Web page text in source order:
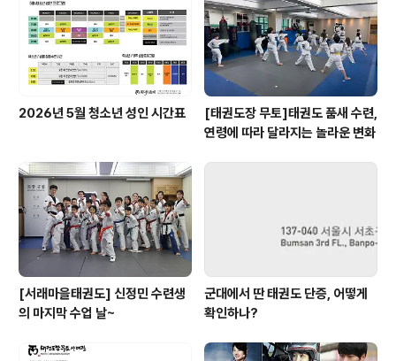
2026년 5월 청소년 성인 시간표
[태권도장 무토]태권도 품새 수련,
연령에 따라 달라지는 놀라운 변화
[서래마을태권도] 신정민 수련생
의 마지막 수업 날~
군대에서 딴 태권도 단증, 어떻게
확인하나?